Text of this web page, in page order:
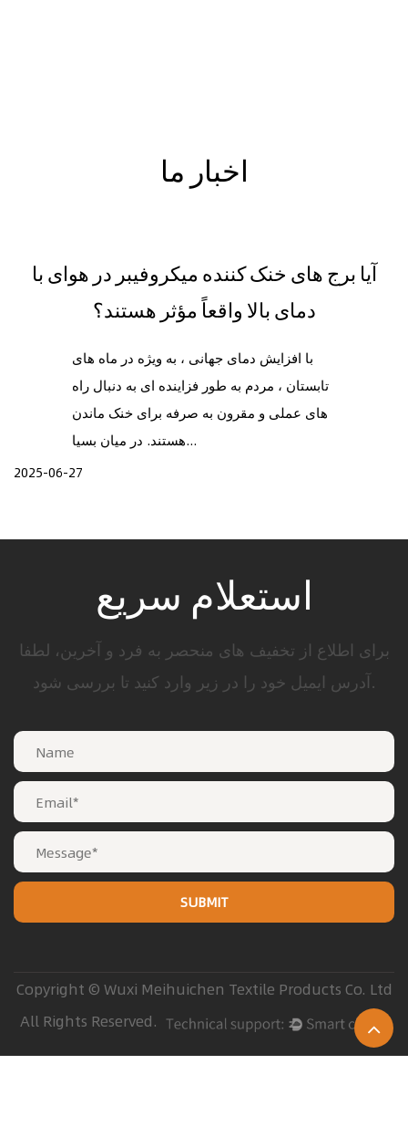
اخبار ما
آیا برج های خنک کننده میکروفیبر در هوای با
دمای بالا واقعاً مؤثر هستند؟
با افزایش دمای جهانی ، به ویژه در ماه های
تابستان ، مردم به طور فزاینده ای به دنبال راه
های عملی و مقرون به صرفه برای خنک ماندن
هستند. در میان بسیا...
2025-06-27
استعلام سریع
برای اطلاع از تخفیف های منحصر به فرد و آخرین، لطفا
آدرس ایمیل خود را در زیر وارد کنید تا بررسی شود.
Copyright © Wuxi Meihuichen Textile Products Co. Ltd
All Rights Reserved.